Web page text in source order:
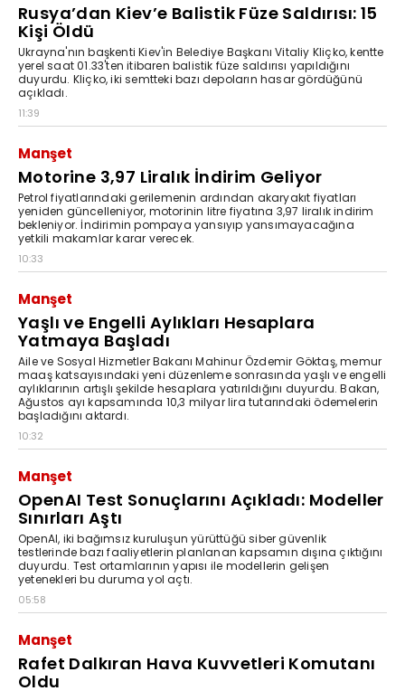
Rusya’dan Kiev’e Balistik Füze Saldırısı: 15
Kişi Öldü
Ukrayna'nın başkenti Kiev'in Belediye Başkanı Vitaliy Kliçko, kentte
yerel saat 01.33'ten itibaren balistik füze saldırısı yapıldığını
duyurdu. Kliçko, iki semtteki bazı depoların hasar gördüğünü
açıkladı.
11:39
Manşet
Motorine 3,97 Liralık İndirim Geliyor
Petrol fiyatlarındaki gerilemenin ardından akaryakıt fiyatları
yeniden güncelleniyor, motorinin litre fiyatına 3,97 liralık indirim
bekleniyor. İndirimin pompaya yansıyıp yansımayacağına
yetkili makamlar karar verecek.
10:33
Manşet
Yaşlı ve Engelli Aylıkları Hesaplara
Yatmaya Başladı
Aile ve Sosyal Hizmetler Bakanı Mahinur Özdemir Göktaş, memur
maaş katsayısındaki yeni düzenleme sonrasında yaşlı ve engelli
aylıklarının artışlı şekilde hesaplara yatırıldığını duyurdu. Bakan,
Ağustos ayı kapsamında 10,3 milyar lira tutarındaki ödemelerin
başladığını aktardı.
10:32
Manşet
OpenAI Test Sonuçlarını Açıkladı: Modeller
Sınırları Aştı
OpenAI, iki bağımsız kuruluşun yürüttüğü siber güvenlik
testlerinde bazı faaliyetlerin planlanan kapsamın dışına çıktığını
duyurdu. Test ortamlarının yapısı ile modellerin gelişen
yetenekleri bu duruma yol açtı.
05:58
Manşet
Rafet Dalkıran Hava Kuvvetleri Komutanı
Oldu